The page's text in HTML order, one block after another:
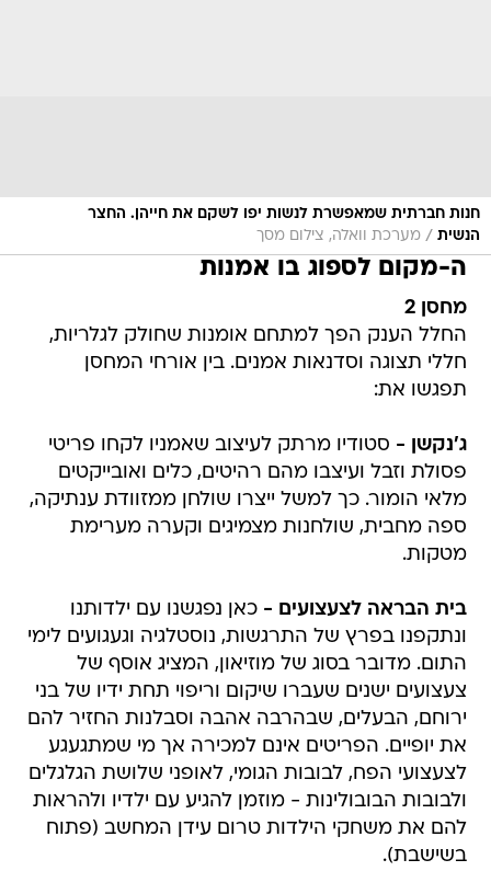
חנות חברתית שמאפשרת לנשות יפו לשקם את חייהן. החצר
הנשית / מערכת וואלה, צילום מסך
ה-מקום לספוג בו אמנות
מחסן 2
החלל הענק הפך למתחם אומנות שחולק לגלריות,
חללי תצוגה וסדנאות אמנים. בין אורחי המחסן
תפגשו את:
ג'נקשן - סטודיו מרתק לעיצוב שאמניו לקחו פריטי
פסולת וזבל ועיצבו מהם רהיטים, כלים ואובייקטים
מלאי הומור. כך למשל ייצרו שולחן ממזוודת ענתיקה,
ספה מחבית, שולחנות מצמיגים וקערה מערימת
מטקות.
בית הבראה לצעצועים - כאן נפגשנו עם ילדותנו
ונתקפנו בפרץ של התרגשות, נוסטלגיה וגעגועים לימי
התום. מדובר בסוג של מוזיאון, המציג אוסף של
צעצועים ישנים שעברו שיקום וריפוי תחת ידיו של בני
ירוחם, הבעלים, שבהרבה אהבה וסבלנות החזיר להם
את יופיים. הפריטים אינם למכירה אך מי שמתגעגע
לצעצועי הפח, לבובות הגומי, לאופני שלושת הגלגלים
ולבובות הבובולינות - מוזמן להגיע עם ילדיו ולהראות
להם את משחקי הילדות טרום עידן המחשב (פתוח
בשישבת).